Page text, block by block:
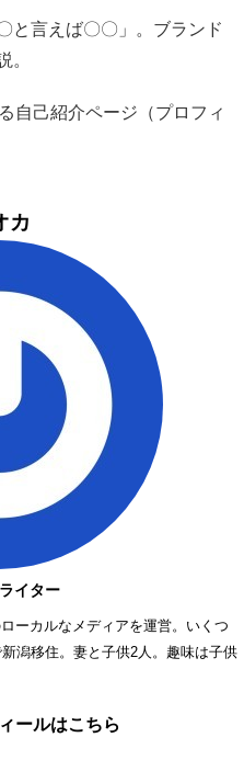
と言えば〇〇」。ブランド
。
自己紹介ページ（プロフィ
カ
イター
ーカルなメディアを運営。いくつ
潟移住。妻と子供2人。趣味は子供
ールはこちら